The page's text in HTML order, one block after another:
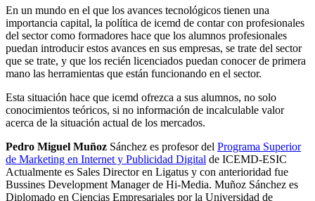
En un mundo en el que los avances tecnológicos tienen una
importancia capital, la política de icemd de contar con profesionales
del sector como formadores hace que los alumnos profesionales
puedan introducir estos avances en sus empresas, se trate del sector
que se trate, y que los recién licenciados puedan conocer de primera
mano las herramientas que están funcionando en el sector.
Esta situación hace que icemd ofrezca a sus alumnos, no solo
conocimientos teóricos, si no información de incalculable valor
acerca de la situación actual de los mercados.
Pedro Miguel Muñoz Sánchez es profesor del Programa Superior
de Marketing en Internet y Publicidad Digital de ICEMD-ESIC
Actualmente es Sales Director en Ligatus y con anterioridad fue
Bussines Development Manager de Hi-Media. Muñoz Sánchez es
Diplomado en Ciencias Empresariales por la Universidad de